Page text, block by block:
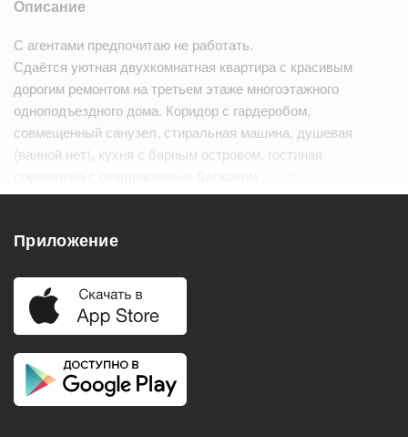
Описание
С агентами предпочитаю не работать.
Сдаётся уютная двухкомнатная квартира с красивым
дорогим ремонтом на третьем этаже многоэтажного
одноподъездного дома. Коридор с гардеробом,
совмещенный санузел, стиральная машина, душевая
(ванной нет), кухня с барным островом, гостиная
Холодильник
Телевизор
Кондиционер
Приложение